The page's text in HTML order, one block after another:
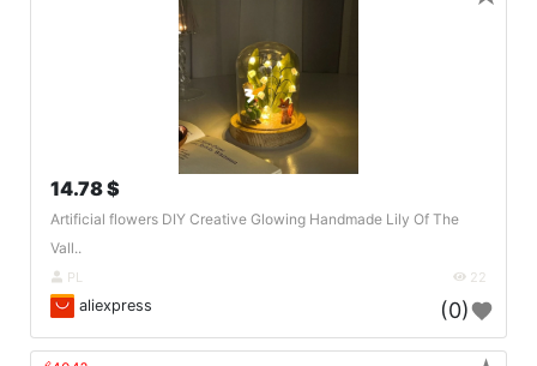
14.78 $
Artificial flowers DIY Creative Glowing Handmade Lily Of The
Vall..
PL 22
aliexpress (0)